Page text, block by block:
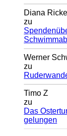
Diana
zu
Werner
zu
Timo Z
zu
Das
gelungen